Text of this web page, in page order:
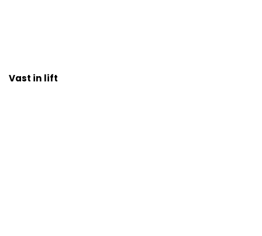
Vast in lift